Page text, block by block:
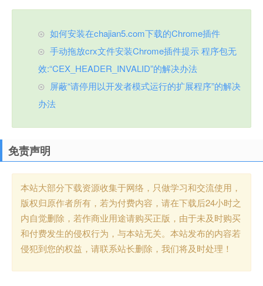
如何安装在chajian5.com下载的Chrome插件
手动拖放crx文件安装Chrome插件提示 程序包无
效:“CEX_HEADER_INVALID”的解决办法
屏蔽“请停用以开发者模式运行的扩展程序”的解决
办法
免责声明
本站大部分下载资源收集于网络，只做学习和交流使用，
版权归原作者所有，若为付费内容，请在下载后24小时之
内自觉删除，若作商业用途请购买正版，由于未及时购买
和付费发生的侵权行为，与本站无关。本站发布的内容若
侵犯到您的权益，请联系站长删除，我们将及时处理！